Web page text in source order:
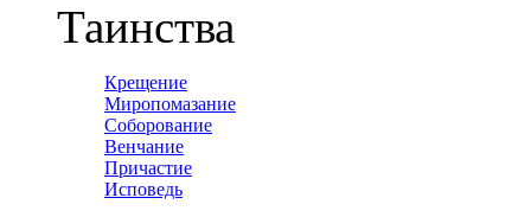
Таинства
Крещение
Миропомазание
Соборование
Венчание
Причастие
Исповедь